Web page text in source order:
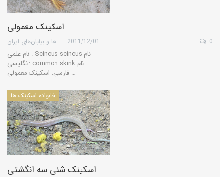
اسکینک معمولی
گروه کویرها و بیابان‌های ایران 2011/12/01 0
نام علمی : Scincus scincus نام
انگلیسی: common skink نام
فارسی: اسکینک معمولی …
خانواده اسکینک ها
اسکینک شنی سه انگشتی